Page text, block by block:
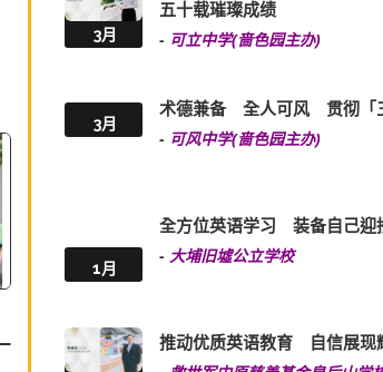
3月
五十载璀璨成绩
- 可立中学(啬色园主办)
3月
术德兼备 全人可风 贯彻「
- 可风中学(啬色园主办)
1月
全方位英语学习 装备自己迎
-大埔旧墟公立学校
推动优质英语教育 自信展现